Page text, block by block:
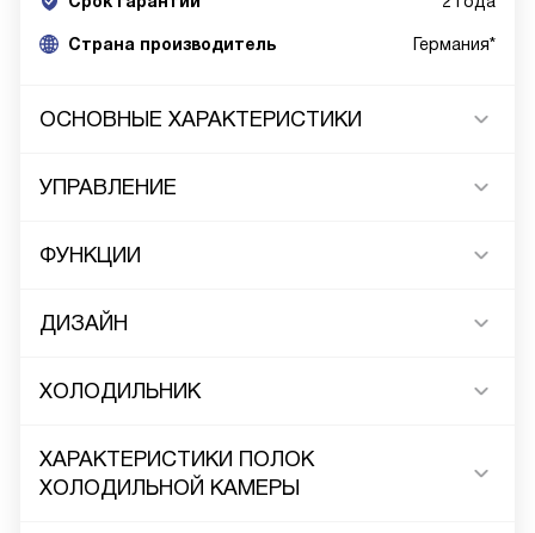
Cтрана производитель Германия*
ОСНОВНЫЕ ХАРАКТЕРИСТИКИ
УПРАВЛЕНИЕ
ФУНКЦИИ
ДИЗАЙН
ХОЛОДИЛЬНИК
ХАРАКТЕРИСТИКИ ПОЛОК
ХОЛОДИЛЬНОЙ КАМЕРЫ